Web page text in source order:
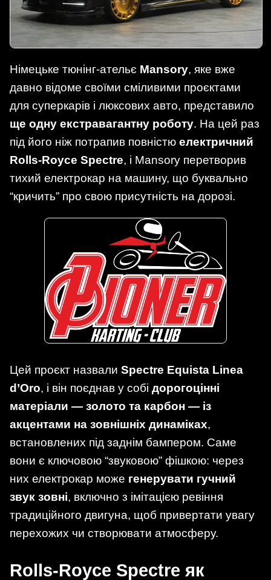
Німецьке тюнінг-ательє Mansory, яке вже
давно відоме своїми сміливими проєктами
для суперкарів і люксових авто, представило
ще одну екстравагантну роботу. На цей раз
під його ніж потрапив повністю електричний
Rolls-Royce Spectre, і Mansory перетворив
тихий електрокар на машину, що буквально
“кричить” про свою присутність на дорозі.
Цей проєкт назвали Spectre Equista Linea
d’Oro, і він поєднав у собі дорогоцінні
матеріали — золото та карбон — із
акцентами на зовнішніх динаміках,
встановлених під заднім бампером. Саме
вони є ключовою “звуковою” фішкою: через
них електрокар може генерувати гучний
звук зовні, включно з імітацією ревіння
традиційного двигуна, щоб привертати увагу
перехожих чи створювати атмосферу.
Rolls-Royce Spectre як